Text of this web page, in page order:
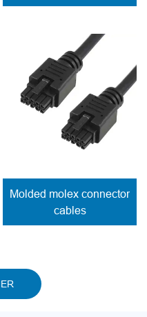
Molded molex connector
cables